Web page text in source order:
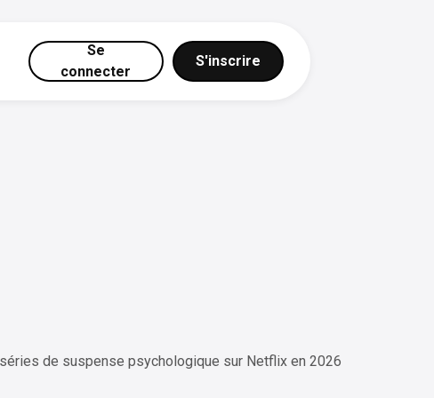
Se
connecter
S'inscrire
de suspense psychologique sur Netflix en 2026